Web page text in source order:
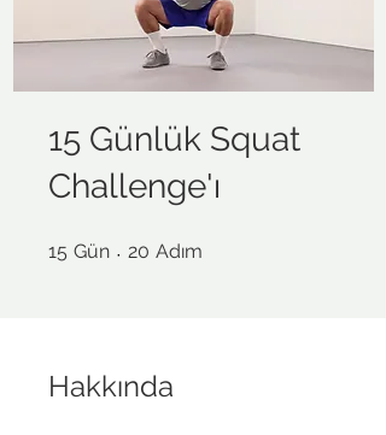
15 Günlük Squat
Challenge'ı
15 Gün 15 Gün
20 Adım
Hakkında